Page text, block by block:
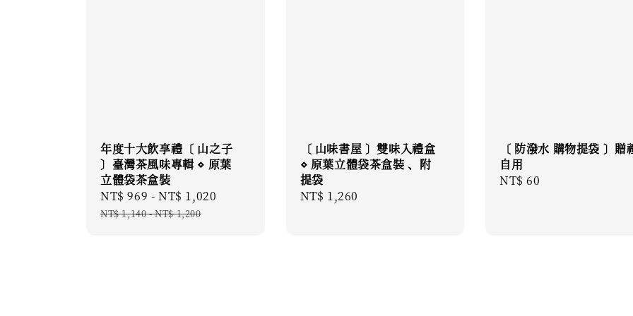
年度十大飲享禮〔 山之子
〕臺灣茶風味專輯 ⋄ 原葉
立體袋茶盒裝
Sale
price
NT$ 969 -NT$ 1,020
NT$ 1,140-NT$ 1,200
〔 山味書屋 〕雙味入禮盒
⋄ 原葉立體袋茶盒裝 、附
提袋
Regular
NT$ 1,260
〔 防潑水 購物提袋 〕贈
自用
Regular
NT$ 60